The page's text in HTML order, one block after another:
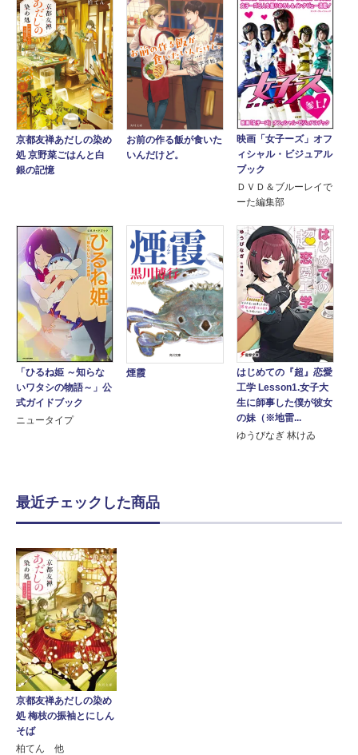
京都友禅あだしの染め
処 京野菜ごはんと白
銀の記憶
お前の作る飯が食いた
いんだけど。
映画「女子ーズ」オフ
ィシャル・ビジュアル
ブック
ＤＶＤ＆ブルーレイで
ーた編集部
「ひるね姫 ～知らな
いワタシの物語～」公
式ガイドブック
ニュータイプ
煙霞
はじめての『超』恋愛
工学 Lesson1.女子大
生に師事した僕が彼女
の妹（※地雷...
ゆうびなぎ 林けゐ
最近チェックした商品
京都友禅あだしの染め
処 梅枝の振袖とにしん
そば
柏てん 他